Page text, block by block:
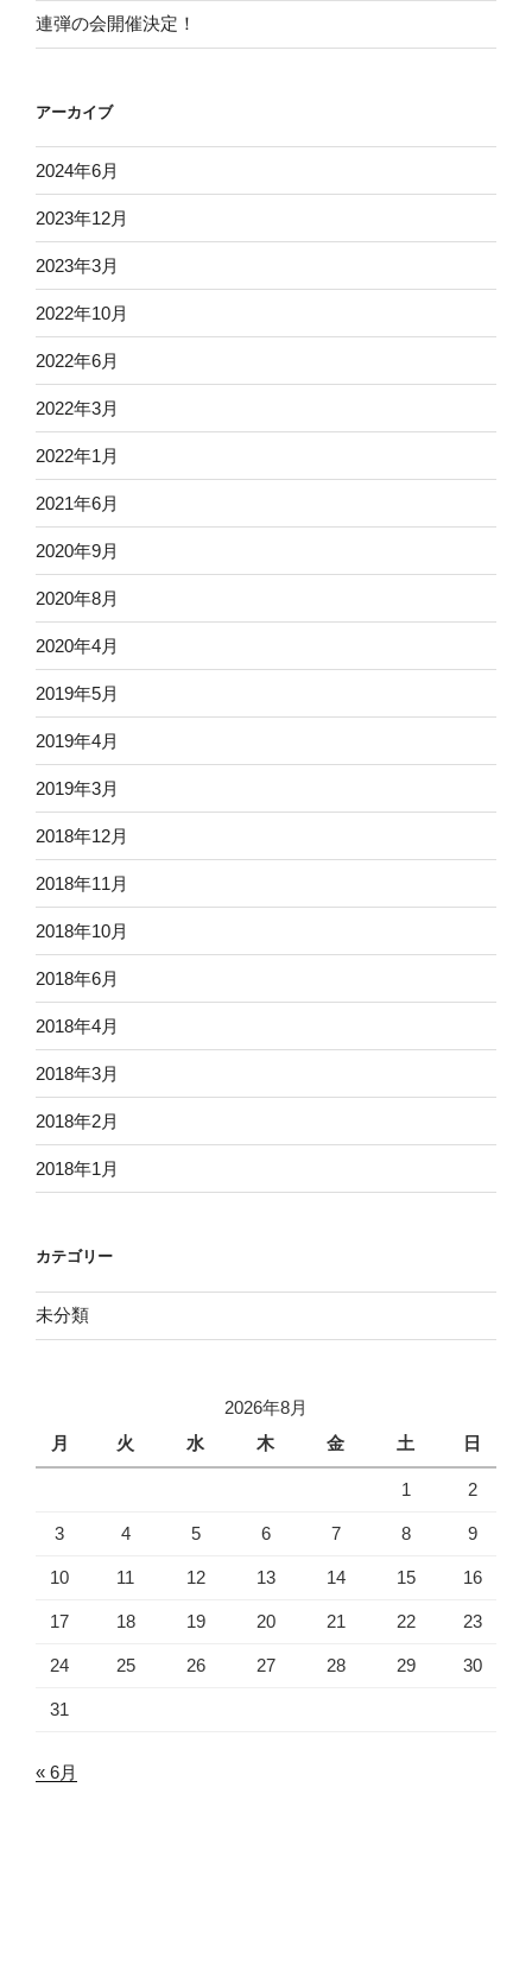
連弾の会開催決定！
アーカイブ
2024年6月
2023年12月
2023年3月
2022年10月
2022年6月
2022年3月
2022年1月
2021年6月
2020年9月
2020年8月
2020年4月
2019年5月
2019年4月
2019年3月
2018年12月
2018年11月
2018年10月
2018年6月
2018年4月
2018年3月
2018年2月
2018年1月
カテゴリー
未分類
2026年8月
月
火 水 木 金 土 日
1 2
3 4 5 6 7 8 9
10 11 12 13 14 15 16
17 18 19 20 21 22 23
24 25 26 27 28 29 30
31
« 6月